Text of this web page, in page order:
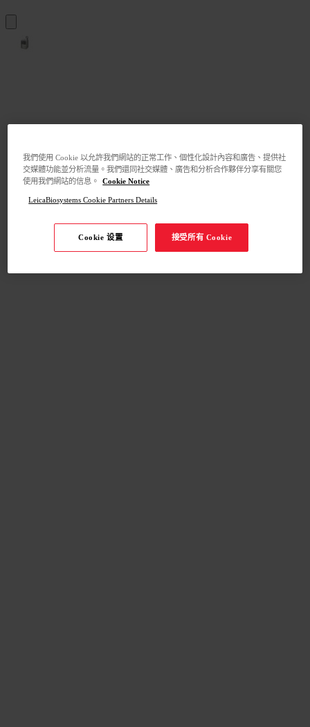
我們使用 Cookie 以允許我們網站的正常工作、個性化設計內容和廣告、提供社
交媒體功能並分析流量。我們還同社交媒體、廣告和分析合作夥伴分享有關您
使用我們網站的信息。
Cookie Notice
LeicaBiosystems Cookie Partners Details
Cookie 设置 接受所有 Cookie